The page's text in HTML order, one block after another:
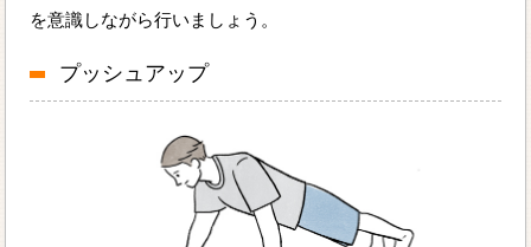
を意識しながら行いましょう。
プッシュアップ